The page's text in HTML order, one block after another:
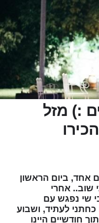
:) מזל
אחד, ביום הראשון
שוב.. אחרי
שי נפגש עם
לעתיד, ושבוע
חודשיים היינו